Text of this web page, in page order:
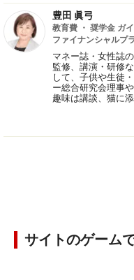
豊田 眞弓
教育費 ・ 奨学金 ガ
ファイナンシャルプ
マネー誌・女性誌
監修、講演・研修
して、子供や生徒
ー総合研究会理事
趣味は講談、猫に添
サイトのゲーム